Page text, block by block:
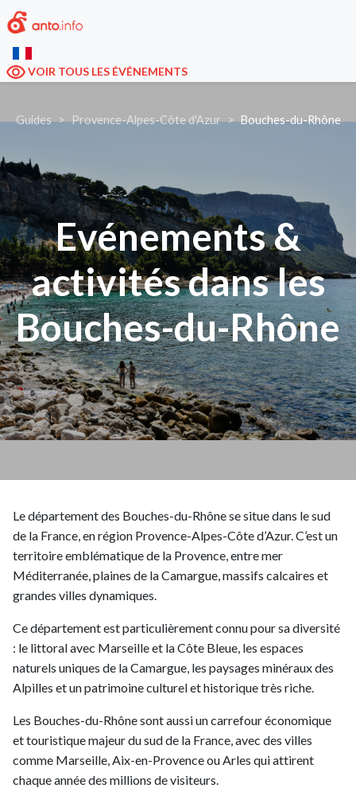
VOIR TOUS LES ÉVÉNEMENTS
Guides Provence-Alpes-Côte d'Azur Bouches-du-Rhône
Evénements &
activités dans les
Bouches-du-Rhône
Le département des Bouches-du-Rhône se situe dans le sud
de la France, en région Provence-Alpes-Côte d’Azur. C’est un
territoire emblématique de la Provence, entre mer
Méditerranée, plaines de la Camargue, massifs calcaires et
grandes villes dynamiques.
Ce département est particulièrement connu pour sa diversité
: le littoral avec Marseille et la Côte Bleue, les espaces
naturels uniques de la Camargue, les paysages minéraux des
Alpilles et un patrimoine culturel et historique très riche.
Les Bouches-du-Rhône sont aussi un carrefour économique
et touristique majeur du sud de la France, avec des villes
comme Marseille, Aix-en-Provence ou Arles qui attirent
chaque année des millions de visiteurs.